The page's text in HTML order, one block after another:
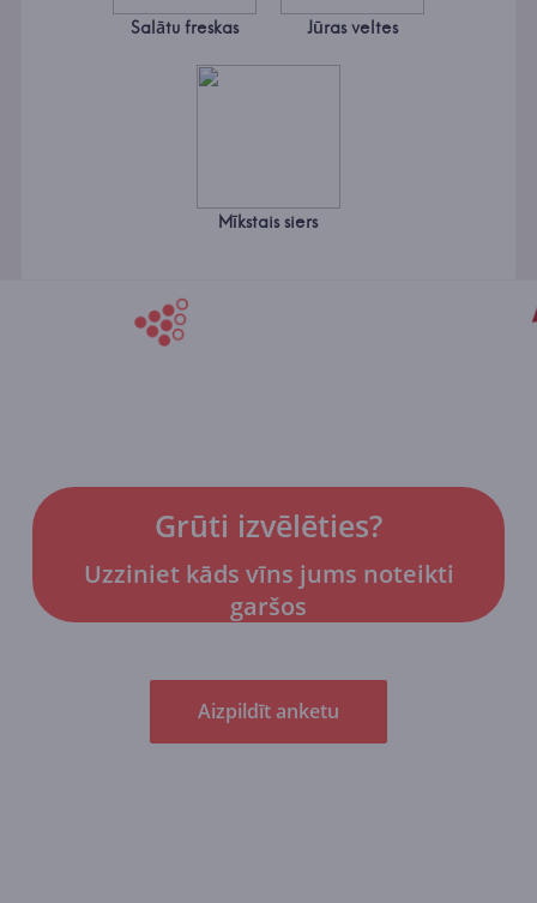
Salātu freskas Jūras veltes
Mīkstais siers
Grūti izvēlēties?
Uzziniet kāds vīns jums noteikti
garšos
Aizpildīt anketu